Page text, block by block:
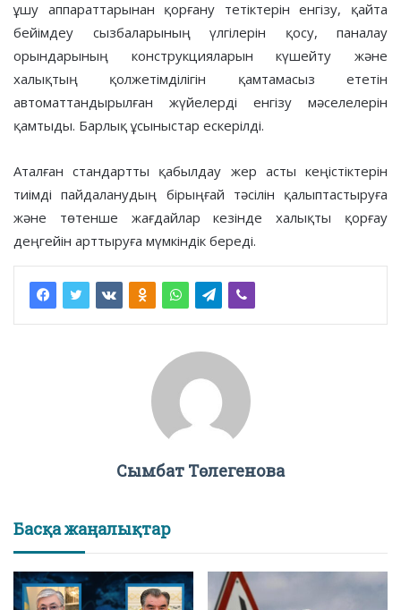
ұшу аппараттарынан қорғану тетіктерін енгізу, қайта
бейімдеу сызбаларының үлгілерін қосу, паналау
орындарының конструкцияларын күшейту және
халықтың қолжетімділігін қамтамасыз ететін
автоматтандырылған жүйелерді енгізу мәселелерін
қамтыды. Барлық ұсыныстар ескерілді.
Аталған стандартты қабылдау жер асты кеңістіктерін
тиімді пайдаланудың бірыңғай тәсілін қалыптастыруға
және төтенше жағдайлар кезінде халықты қорғау
деңгейін арттыруға мүмкіндік береді.
Сымбат Төлегенова
Басқа жаңалықтар